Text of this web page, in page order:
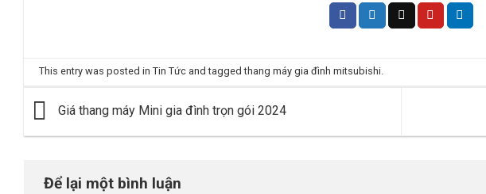
This entry was posted inTin Tức and taggedthang máy gia đình mitsubishi.
Giá thang máy Mini gia đình trọn gói 2024
Để lại một bình luận